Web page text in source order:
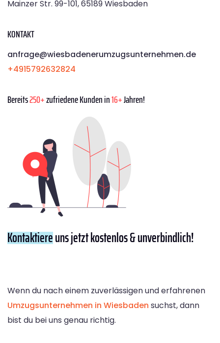
Mainzer Str. 99-101, 65189 Wiesbaden
KONTAKT
anfrage@wiesbadenerumzugsunternehmen.de
+4915792632824
Bereits250+zufriedene Kunden in16+Jahren!
Kontaktiereuns jetzt kostenlos & unverbindlich!
Wenn du nach einem zuverlässigen und erfahrenen
Umzugsunternehmen in Wiesbaden suchst, dann
bist du bei uns genau richtig.